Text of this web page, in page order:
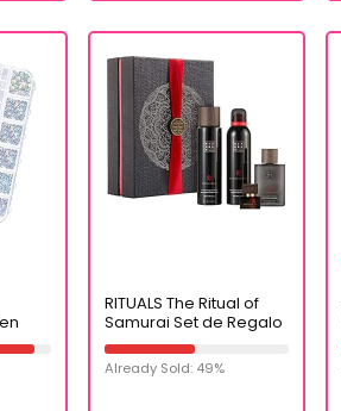
RITUALS The Ritual of
Samurai Set de Regalo
Large, Invigorating
Collection
Already Sold: 49%